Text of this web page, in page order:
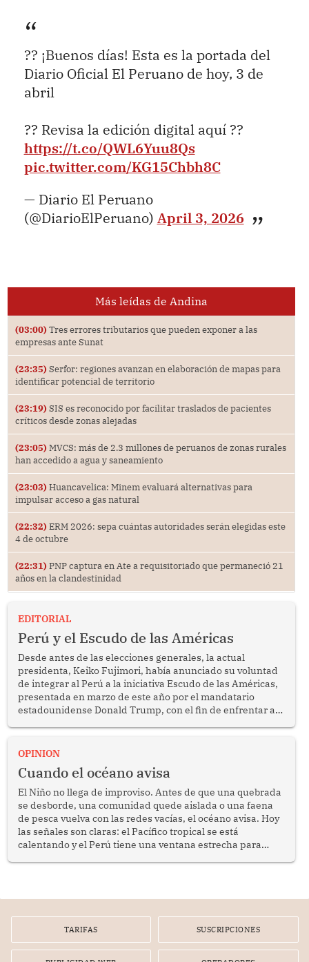
?? ¡Buenos días! Esta es la portada del
Diario Oficial El Peruano de hoy, 3 de
abril
?? Revisa la edición digital aquí ??
https://t.co/QWL6Yuu8Qs
pic.twitter.com/KG15Chbh8C
— Diario El Peruano
(@DiarioElPeruano) April 3, 2026
Más leídas de Andina
(03:00) Tres errores tributarios que pueden exponer a las
empresas ante Sunat
(23:35) Serfor: regiones avanzan en elaboración de mapas para
identificar potencial de territorio
(23:19) SIS es reconocido por facilitar traslados de pacientes
críticos desde zonas alejadas
(23:05) MVCS: más de 2.3 millones de peruanos de zonas rurales
han accedido a agua y saneamiento
(23:03) Huancavelica: Minem evaluará alternativas para
impulsar acceso a gas natural
(22:32) ERM 2026: sepa cuántas autoridades serán elegidas este
4 de octubre
(22:31) PNP captura en Ate a requisitoriado que permaneció 21
años en la clandestinidad
EDITORIAL
Perú y el Escudo de las Américas
Desde antes de las elecciones generales, la actual
presidenta, Keiko Fujimori, había anunciado su voluntad
de integrar al Perú a la iniciativa Escudo de las Américas,
presentada en marzo de este año por el mandatario
estadounidense Donald Trump, con el fin de enfrentar al
OPINION
Cuando el océano avisa
El Niño no llega de improviso. Antes de que una quebrada
se desborde, una comunidad quede aislada o una faena
de pesca vuelva con las redes vacías, el océano avisa. Hoy
las señales son claras: el Pacífico tropical se está
calentando y el Perú tiene una ventana estrecha para
TARIFAS SUSCRIPCIONES